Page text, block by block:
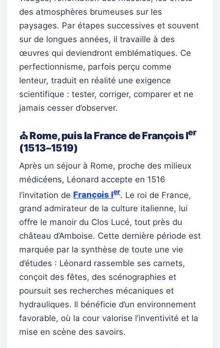
des atmosphères brumeuses sur les
paysages. Par étapes successives et souvent
sur de longues années, il travaille à des
œuvres qui deviendront emblématiques. Ce
perfectionnisme, parfois perçu comme
lenteur, traduit en réalité une exigence
scientifique : tester, corriger, comparer et ne
jamais cesser d’observer.
⛪ Rome, puis la France de François Ier
(1513–1519)
Après un séjour à Rome, proche des milieux
médicéens, Léonard accepte en 1516
l’invitation de François Ier. Le roi de France,
grand admirateur de la culture italienne, lui
offre le manoir du Clos Lucé, tout près du
château d’Amboise. Cette dernière période est
marquée par la synthèse de toute une vie
d’études : Léonard rassemble ses carnets,
conçoit des fêtes, des scénographies et
poursuit ses recherches mécaniques et
hydrauliques. Il bénéficie d’un environnement
favorable, où la cour valorise l’inventivité et la
mise en scène des savoirs.